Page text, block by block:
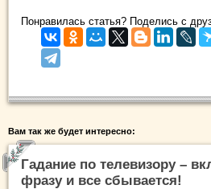
Понравилась статья? Поделись с
Вам так же будет интересно:
Гадание по телевизору –
фразу и все сбывается!